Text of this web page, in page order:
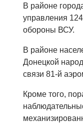
В районе
управления
обороны ВСУ.
В районе
Донецкой
связи 81-й
Кроме того,